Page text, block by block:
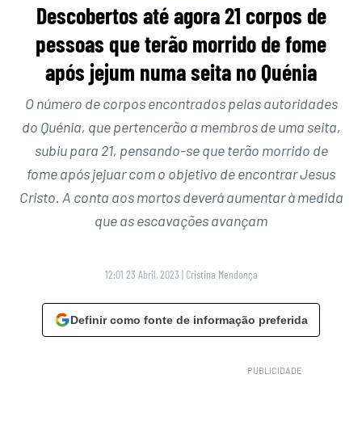
Descobertos até agora 21 corpos de
pessoas que terão morrido de fome
após jejum numa seita no Quénia
O número de corpos encontrados pelas autoridades
do Quénia, que pertencerão a membros de uma seita,
subiu para 21, pensando-se que terão morrido de
fome após jejuar com o objetivo de encontrar Jesus
Cristo. A conta aos mortos deverá aumentar à medida
que as escavações avançam
12:01 23 Abril, 2023 | Cristina Mendonça
Definir como fonte de informação preferida